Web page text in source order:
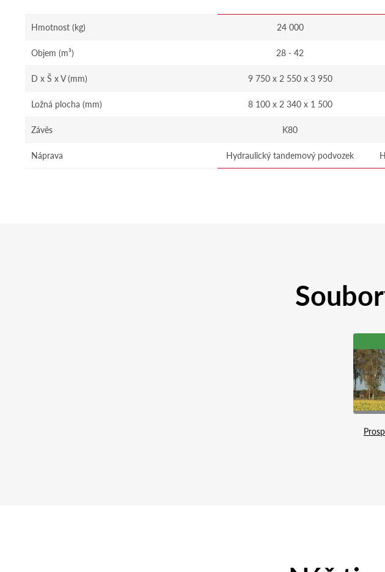
Hmotnost (kg)
Objem (m³)
D x Š x V (mm)
Ložná plocha (mm)
Závěs
Náprava
24 000
28 - 42
9 750 x 2 550 x 3 950
8 100 x 2 340 x 1 500
K80
Hydraulický tandemový podvozek